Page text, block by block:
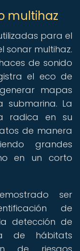
multihaz
para el
sonar multihaz.
de sonido
el eco de
mapas
La
radica en su
de manera
grandes
en un corto
ser
de
detección de
de hábitats